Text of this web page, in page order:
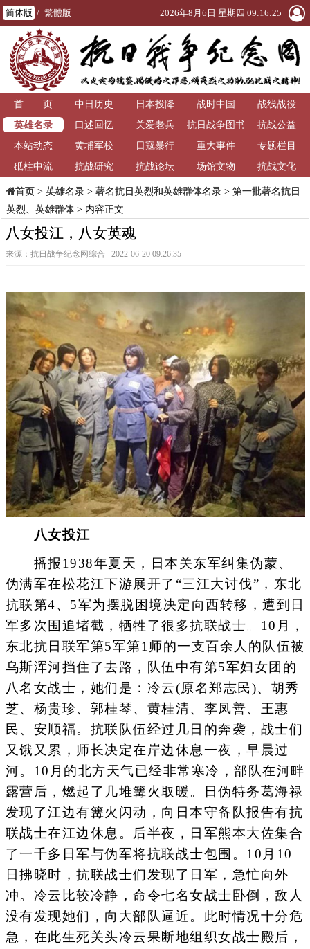
简体版 / 繁體版 2026年8月6日 星期四 09:16:26
首 页 中日历史 日本投降 战时中国
战线战役
英雄名录
口述回忆 关爱老兵
抗日战争图书
馆
抗战公益
本站动态
黄埔军校 日寇暴行 重大事件
专题栏目
砥柱中流
抗战研究 抗战论坛 场馆文物 抗战文化
首页> 英雄名录> 著名抗日英烈和英雄群体名录> 第一批著名抗日
英烈、英雄群体> 内容正文
八女投江，八女英魂
来源：抗日战争纪念网综合 2022-06-20 09:26:35
八女投江
播报1938年夏天，日本关东军纠集伪蒙、
伪满军在松花江下游展开了“三江大讨伐”，东北
抗联第4、5军为摆脱困境决定向西转移，遭到日
军多次围追堵截，牺牲了很多抗联战士。10月，
东北抗日联军第5军第1师的一支百余人的队伍被
乌斯浑河挡住了去路，队伍中有第5军妇女团的
八名女战士，她们是：冷云(原名郑志民)、胡秀
芝、杨贵珍、郭桂琴、黄桂清、李凤善、王惠
民、安顺福。抗联队伍经过几日的奔袭，战士们
又饿又累，师长决定在岸边休息一夜，早晨过
河。10月的北方天气已经非常寒冷，部队在河畔
露营后，燃起了几堆篝火取暖。日伪特务葛海禄
发现了江边有篝火闪动，向日本守备队报告有抗
联战士在江边休息。后半夜，日军熊本大佐集合
了一千多日军与伪军将抗联战士包围。10月10
日拂晓时，抗联战士们发现了日军，急忙向外
冲。冷云比较冷静，命令七名女战士卧倒，敌人
没有发现她们，向大部队逼近。此时情况十分危
急，在此生死关头冷云果断地组织女战士殿后，